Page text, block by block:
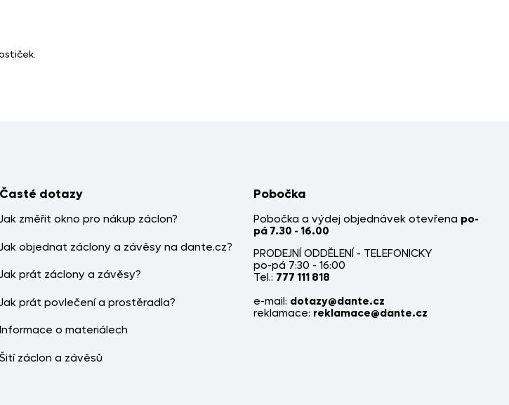
Časté dotazy
Jak změřit okno pro nákup záclon?
Jak objednat záclony a závěsy na dante.cz?
Jak prát záclony a závěsy?
Jak prát povlečení a prostěradla?
Informace o materiálech
Šití záclon a závěsů
Pobočka
Pobočka a výdej objednávek otevřena po-
pá 7.30 - 16.00
PRODEJNÍ ODDĚLENÍ - TELEFONICKY
po-pá 7:30 - 16:00
Tel.: 777 111 818
e-mail: dotazy@dante.cz
reklamace: reklamace@dante.cz